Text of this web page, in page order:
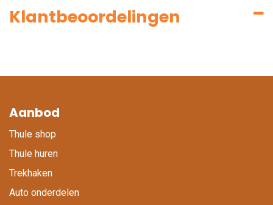
Klantbeoordelingen
Aanbod
Thule shop
Thule huren
Trekhaken
Auto onderdelen